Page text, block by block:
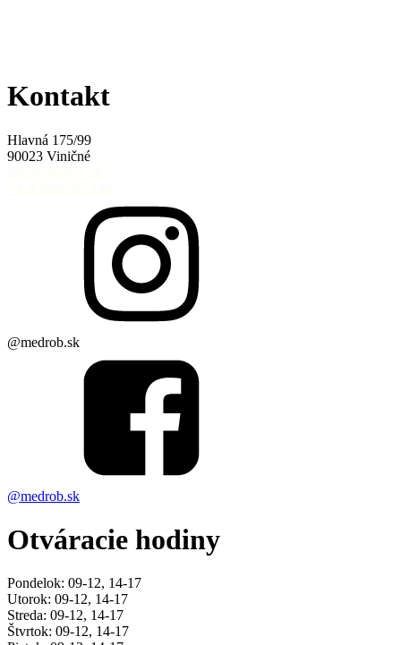
Kontakt
Hlavná 175/99
90023 Viničné
@medrob.sk
@medrob.sk
Otváracie hodiny
Pondelok: 09-12, 14-17
Utorok: 09-12, 14-17
Streda: 09-12, 14-17
Štvrtok: 09-12, 14-17